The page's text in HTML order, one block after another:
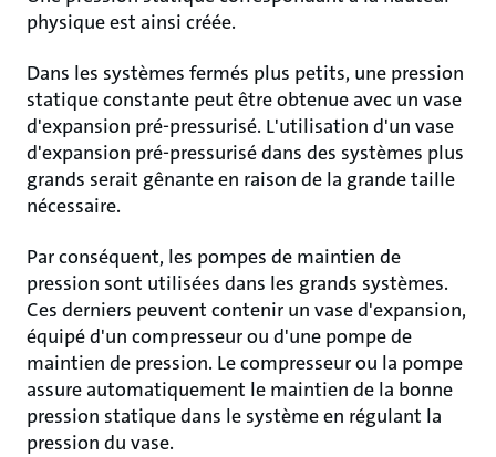
physique est ainsi créée.
Dans les systèmes fermés plus petits, une pression
statique constante peut être obtenue avec un vase
d'expansion pré-pressurisé. L'utilisation d'un vase
d'expansion pré-pressurisé dans des systèmes plus
grands serait gênante en raison de la grande taille
nécessaire.
Par conséquent, les pompes de maintien de
pression sont utilisées dans les grands systèmes.
Ces derniers peuvent contenir un vase d'expansion,
équipé d'un compresseur ou d'une pompe de
maintien de pression. Le compresseur ou la pompe
assure automatiquement le maintien de la bonne
pression statique dans le système en régulant la
pression du vase.